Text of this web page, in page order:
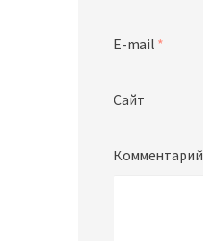
E-mail *
Сайт
Комментарий